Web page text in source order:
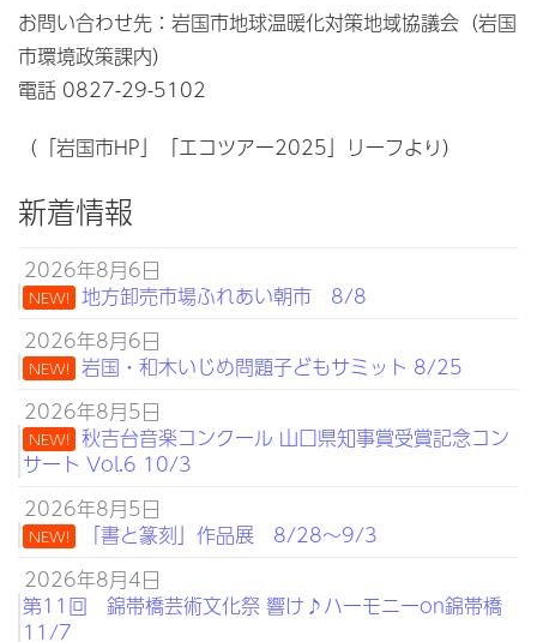
お問い合わせ先：岩国市地球温暖化対策地域協議会（岩国
市環境政策課内）
電話 0827-29-5102
（「岩国市HP」「エコツアー2025」リーフより）
新着情報
2026年8月6日
NEW! 地方卸売市場ふれあい朝市 8/8
2026年8月6日
NEW! 岩国・和木いじめ問題子どもサミット 8/25
2026年8月5日
NEW! 秋吉台音楽コンクール 山口県知事賞受賞記念コン
サート Vol.6 10/3
2026年8月5日
NEW!
「書と篆刻」作品展 8/28～9/3
2026年8月4日
第11回 錦帯橋芸術文化祭 響け♪ハーモニーon錦帯橋
11/7